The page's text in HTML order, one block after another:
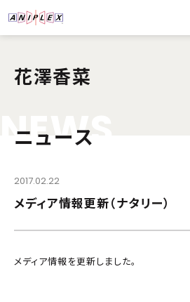
花澤香菜
NEWS
ニュース
2017.02.22
メディア情報更新（ナタリー）
メディア情報を更新しました。